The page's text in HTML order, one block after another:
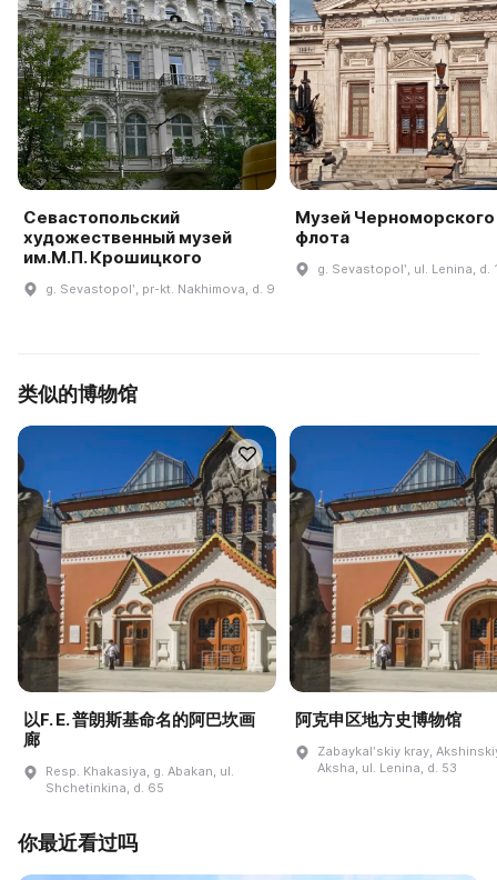
Севастопольский
художественный музей
им.М.П. Крошицкого
g. Sevastopolʹ, pr-kt. Nakhimova, d. 9
Музей Черноморского
флота
g. Sevastopolʹ, ul. Lenina, d.
类似的博物馆
以F. E. 普朗斯基命名的阿巴坎画
廊
Resp. Khakasiya, g. Abakan, ul.
Shchetinkina, d. 65
阿克申区地方史博物馆
Zabaykalʹskiy kray,
Aksha, ul. Lenina, d. 53
你最近看过吗